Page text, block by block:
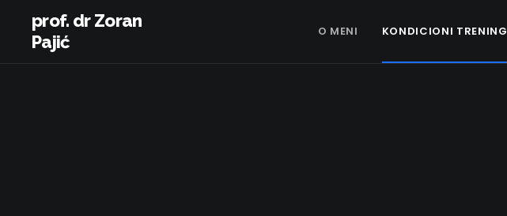
prof. dr Zoran
Pajić
O MENI KONDICIONI TRENING